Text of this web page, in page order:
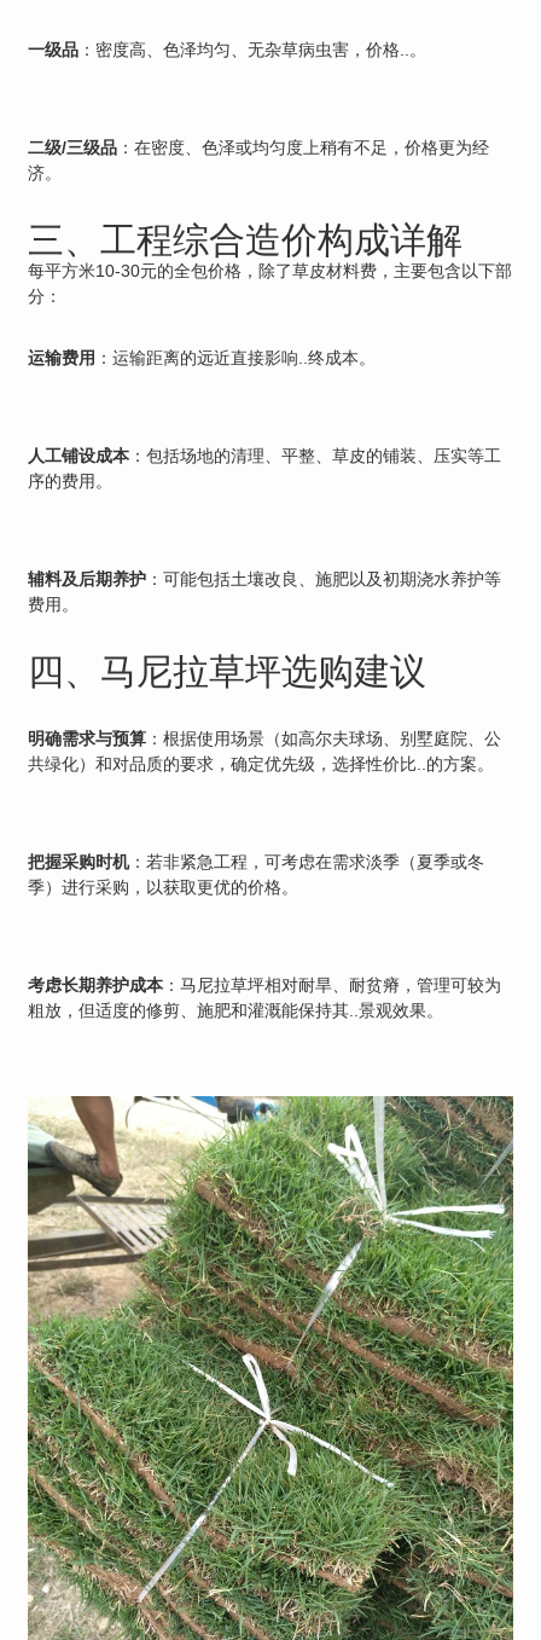
一级品 ：密度高、色泽均匀、无杂草病虫害，价格..。
二级/三级品 ：在密度、色泽或均匀度上稍有不足，价格更为经
济。
三、工程综合造价构成详解
每平方米10-30元的全包价格，除了草皮材料费，主要包含以下部
分：
运输费用 ：运输距离的远近直接影响..终成本。
人工铺设成本 ：包括场地的清理、平整、草皮的铺装、压实等工
序的费用。
辅料及后期养护 ：可能包括土壤改良、施肥以及初期浇水养护等
费用。
四、马尼拉草坪选购建议
明确需求与预算 ：根据使用场景（如高尔夫球场、别墅庭院、公
共绿化）和对品质的要求，确定优先级，选择性价比..的方案。
把握采购时机：若非紧急工程，可考虑在需求淡季（夏季或冬
季）进行采购，以获取更优的价格。
考虑长期养护成本 ：马尼拉草坪相对耐旱、耐贫瘠，管理可较为
粗放，但适度的修剪、施肥和灌溉能保持其..景观效果。